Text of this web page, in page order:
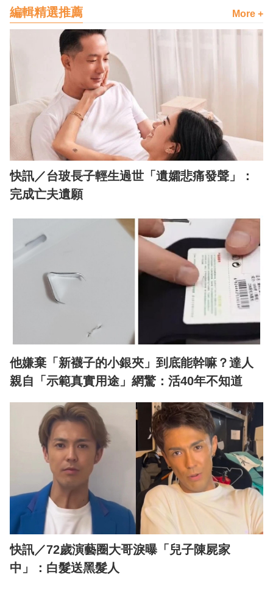
編輯精選推薦 More +
快訊／台玻長子輕生過世「遺孀悲痛發聲」：
完成亡夫遺願
他嫌棄「新襪子的小銀夾」到底能幹嘛？達人
親自「示範真實用途」網驚：活40年不知道
快訊／72歲演藝圈大哥淚曝「兒子陳屍家
中」：白髮送黑髮人